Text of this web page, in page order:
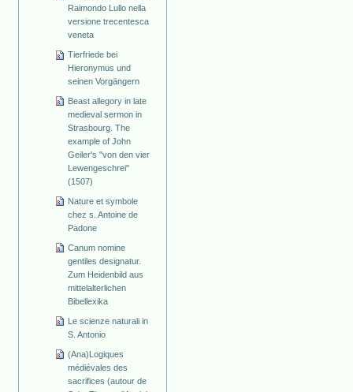
Raimondo Lullo nella
versione trecentesca
veneta
Tierfriede bei
Hieronymus und
seinen Vorgängern
Beast allegory in late
medieval sermon in
Strasbourg. The
example of John
Geiler's "von den vier
Lewengeschrei"
(1507)
Nature et symbole
chez s. Antoine de
Padone
Canum nomine
gentiles designatur.
Zum Heidenbild aus
mittelalterlichen
Bibellexika
Le scienze naturali in
S. Antonio
(Ana)Logiques
médiévales des
sacrifices (autour de